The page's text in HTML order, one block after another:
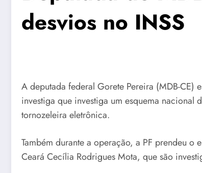
desvios no INSS
A deputada federal Gorete Pereira (MDB-CE)
investiga que investiga um esquema nacional
tornozeleira eletrônica.
Também durante a operação, a PF prendeu
Ceará Cecília Rodrigues Mota, que são